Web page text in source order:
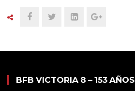
BFB VICTORIA 8 – 153 AÑOS